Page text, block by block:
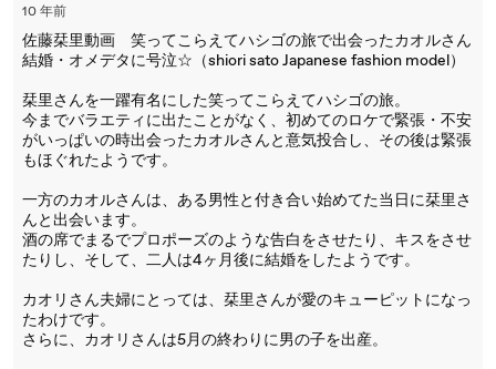
10 年前
佐藤栞里動画 笑ってこらえてハシゴの旅で出会ったカオルさん
結婚・オメデタに号泣☆（shiori sato Japanese fashion model）
栞里さんを一躍有名にした笑ってこらえてハシゴの旅。
今までバラエティに出たことがなく、初めてのロケで緊張・不安
がいっぱいの時出会ったカオルさんと意気投合し、その後は緊張
もほぐれたようです。
一方のカオルさんは、ある男性と付き合い始めてた当日に栞里さ
んと出会います。
酒の席でまるでプロポーズのような告白をさせたり、キスをさせ
たりし、そして、二人は4ヶ月後に結婚をしたようです。
カオリさん夫婦にとっては、栞里さんが愛のキューピットになっ
たわけです。
さらに、カオリさんは5月の終わりに男の子を出産。